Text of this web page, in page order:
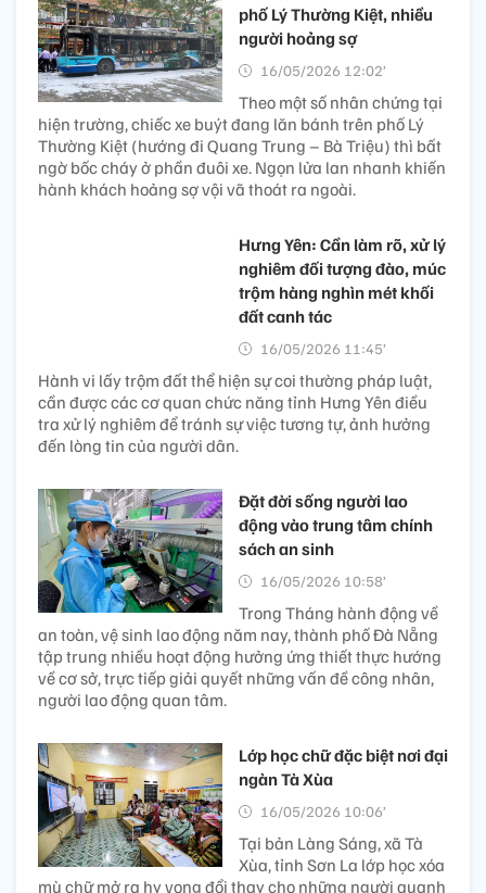
phố Lý Thường Kiệt, nhiều
người hoảng sợ
16/05/2026 12:02’
Theo một số nhân chứng tại
hiện trường, chiếc xe buýt đang lăn bánh trên phố Lý
Thường Kiệt (hướng đi Quang Trung – Bà Triệu) thì bất
ngờ bốc cháy ở phần đuôi xe. Ngọn lửa lan nhanh khiến
hành khách hoảng sợ vội vã thoát ra ngoài.
Hưng Yên: Cần làm rõ, xử lý
nghiêm đối tượng đào, múc
trộm hàng nghìn mét khối
đất canh tác
16/05/2026 11:45’
Hành vi lấy trộm đất thể hiện sự coi thường pháp luật,
cần được các cơ quan chức năng tỉnh Hưng Yên điều
tra xử lý nghiêm để tránh sự việc tương tự, ảnh hưởng
đến lòng tin của người dân.
Đặt đời sống người lao
động vào trung tâm chính
sách an sinh
16/05/2026 10:58’
Trong Tháng hành động về
an toàn, vệ sinh lao động năm nay, thành phố Đà Nẵng
tập trung nhiều hoạt động hưởng ứng thiết thực hướng
về cơ sở, trực tiếp giải quyết những vấn đề công nhân,
người lao động quan tâm.
Lớp học chữ đặc biệt nơi đại
ngàn Tà Xùa
16/05/2026 10:06’
Tại bản Làng Sáng, xã Tà
Xùa, tỉnh Sơn La lớp học xóa
mù chữ mở ra hy vọng đổi thay cho những người quanh